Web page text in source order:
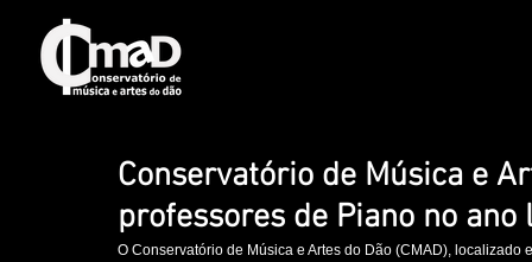
Conservatório de Música e
professores de Piano no
O Conservatório de Música e Artes do Dão (CMAD),